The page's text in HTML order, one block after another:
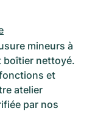
mineurs à
boîtier nettoyé.
et
atelier
par nos